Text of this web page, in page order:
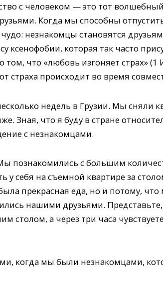
с человеком — это тот
Когда мы способны
незнакомцы становятся
ксенофобии, которая так часто
что «любовь изгоняет страх»
страха происходит во время
недель в Грузии. Мы сняли
Зная, что я буду в стране
с незнакомцами.
познакомились с большим
у себя на съемной квартире за
прекрасная еда, но и потому,
нашими друзьями.
столом, а через три часа
когда мы были незнакомцами,